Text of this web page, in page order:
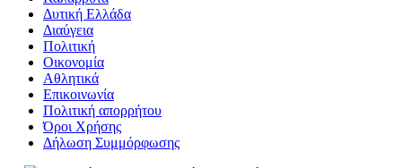
Δυτική Ελλάδα
Διαύγεια
Πολιτική
Οικονομία
Αθλητικά
Επικοινωνία
Πολιτική απορρήτου
Όροι Χρήσης
Δήλωση Συμμόρφωσης